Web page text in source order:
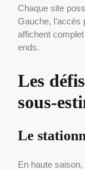
Chaque site
Gauche, l’accès
affichent
ends.
Les
sous-
Le
En haute